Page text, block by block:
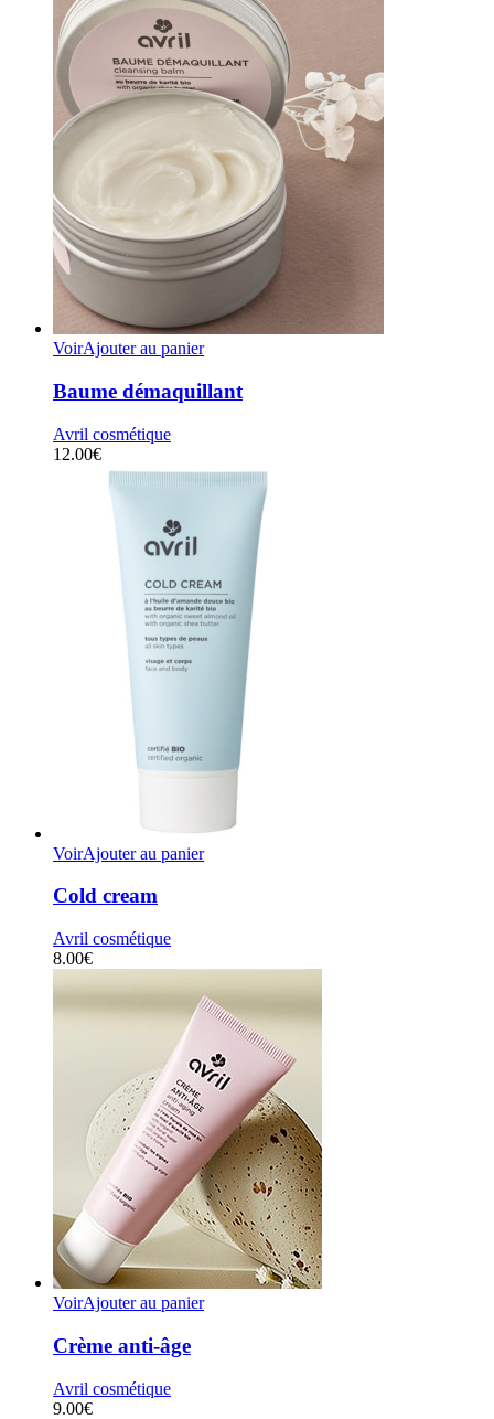
VoirAjouter au panier
Baume démaquillant
Avril cosmétique
12.00€
VoirAjouter au panier
Cold cream
Avril cosmétique
8.00€
VoirAjouter au panier
Crème anti-âge
Avril cosmétique
9.00€